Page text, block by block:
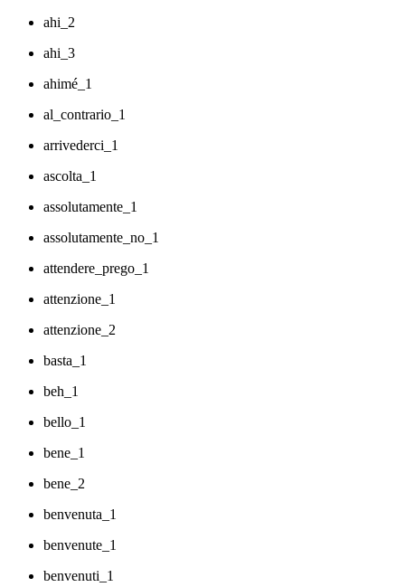
ahi_2
ahi_3
ahimé_1
al_contrario_1
arrivederci_1
ascolta_1
assolutamente_1
assolutamente_no_1
attendere_prego_1
attenzione_1
attenzione_2
basta_1
beh_1
bello_1
bene_1
bene_2
benvenuta_1
benvenute_1
benvenuti_1